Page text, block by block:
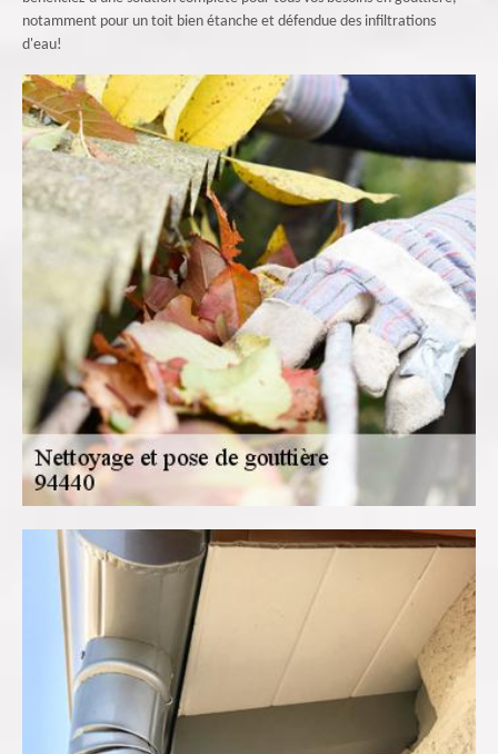
notamment pour un toit bien étanche et défendue des infiltrations
d'eau!